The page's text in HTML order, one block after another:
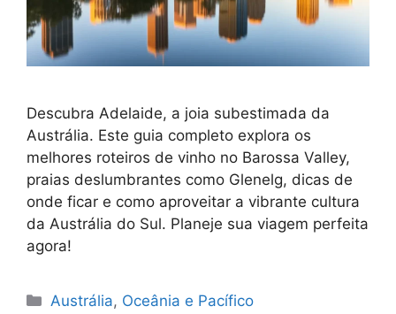
Descubra Adelaide, a joia subestimada da
Austrália. Este guia completo explora os
melhores roteiros de vinho no Barossa Valley,
praias deslumbrantes como Glenelg, dicas de
onde ficar e como aproveitar a vibrante cultura
da Austrália do Sul. Planeje sua viagem perfeita
agora!
Categorias
Austrália, Oceânia e Pacífico